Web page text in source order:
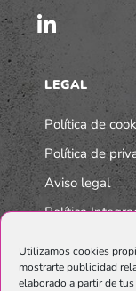
Utilizamos cookies
mostrarte publicidad
elaborado a partir de
LEGAL
Política de
Política de
Aviso legal
Política